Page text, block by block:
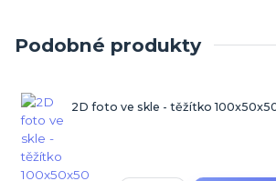
Podobné produkty
2D foto ve skle - těžítko